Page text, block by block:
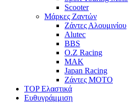
Scooter
Μάρκες Ζαντών
Ζάντες Αλουμινίου
Alutec
BBS
O.Z Racing
MAK
Japan Racing
Ζάντες MOTO
TOP Ελαστικά
Ευθυγράμμιση